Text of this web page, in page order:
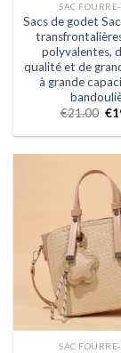
SAC
Sacs de godet
polyvalentes,
qualité et de
à grande
€21.00 €
SAC